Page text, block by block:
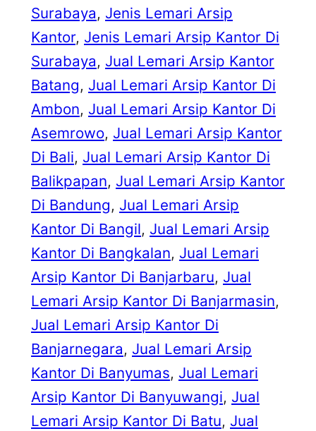
Surabaya, Jenis Lemari Arsip
Kantor, Jenis Lemari Arsip Kantor Di
Surabaya, Jual Lemari Arsip Kantor
Batang, Jual Lemari Arsip Kantor Di
Ambon, Jual Lemari Arsip Kantor Di
Asemrowo, Jual Lemari Arsip Kantor
Di Bali, Jual Lemari Arsip Kantor Di
Balikpapan, Jual Lemari Arsip Kantor
Di Bandung, Jual Lemari Arsip
Kantor Di Bangil, Jual Lemari Arsip
Kantor Di Bangkalan, Jual Lemari
Arsip Kantor Di Banjarbaru, Jual
Lemari Arsip Kantor Di Banjarmasin
Jual Lemari Arsip Kantor Di
Banjarnegara, Jual Lemari Arsip
Kantor Di Banyumas, Jual Lemari
Arsip Kantor Di Banyuwangi, Jual
Lemari Arsip Kantor Di Batu, Jual